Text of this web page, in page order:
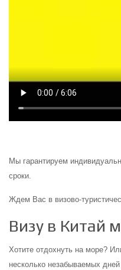
Мы гарантируем
сроки.
Ждем Вас в визово-
Визу в Китай
Хотите отдохнуть на море?
несколько незабываемых